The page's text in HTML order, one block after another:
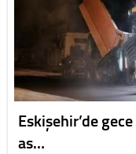
Eskişehir’de
as…